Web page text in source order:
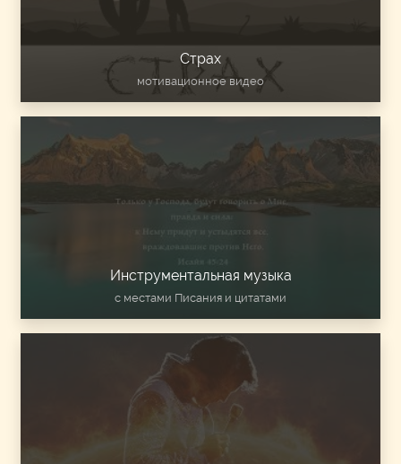
Страх
мотивационное видео
Инструментальная музыка
с местами Писания и цитатами